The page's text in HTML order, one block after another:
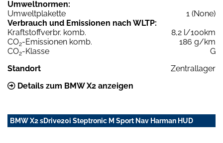
Umweltnormen:
Umweltplakette
1 (None)
Verbrauch und Emissionen nach WLTP:
Kraftstoffverbr. komb.
8,2 l/100km
CO2-Emissionen komb.
186 g/km
CO2-Klasse
G
Standort
Zentrallager
Details zum BMW X2 anzeigen
BMW X2 sDrive20i Steptronic M Sport Nav Harman HUD